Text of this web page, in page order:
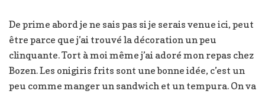
De prime abord je ne sais pas si je serais venue ici, peut
être parce que j’ai trouvé la décoration un peu
clinquante. Tort à moi même j’ai adoré mon repas chez
Bozen. Les onigiris frits sont une bonne idée, c’est un
peu comme manger un sandwich et un tempura. On va